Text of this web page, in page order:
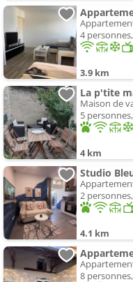
4
3.9 km
La p'tite
Maison de
5
4 km
2
4.1 km
8